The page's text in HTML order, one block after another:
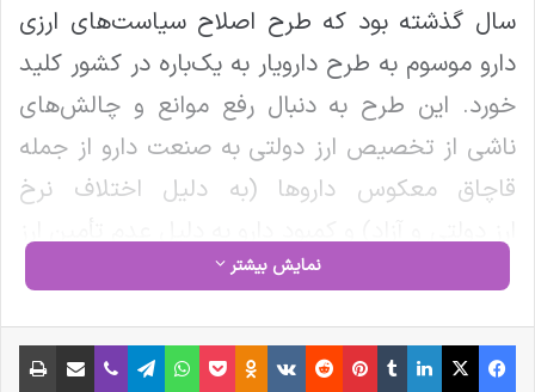
سال گذشته بود که طرح اصلاح سیاست‌های ارزی
دارو موسوم به طرح دارویار به یک‌باره در کشور کلید
خورد. این طرح به دنبال رفع موانع و چالش‌های
ناشی از تخصیص ارز دولتی به صنعت دارو از جمله
قاچاق معکوس داروها (به دلیل اختلاف نرخ
دولتی بود اما با گذشت چندماه پس از اجرا، با برخی
نمایش بیشتر
فیس بوک X لینکدین ‫تامبلر ‫پین‌ترست ‫رددیت ‫VKontakte
‫Odnoklassniki پاکت واتس آپ تلگرام وایبر اشتراک گذاری از طریق ایمیل